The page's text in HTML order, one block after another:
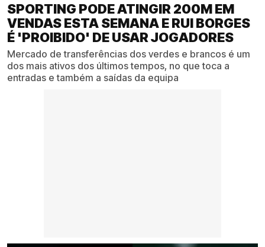
SPORTING PODE ATINGIR 200M EM
VENDAS ESTA SEMANA E RUI BORGES
É 'PROIBIDO' DE USAR JOGADORES
Mercado de transferências dos verdes e brancos é um
dos mais ativos dos últimos tempos, no que toca a
entradas e também a saídas da equipa